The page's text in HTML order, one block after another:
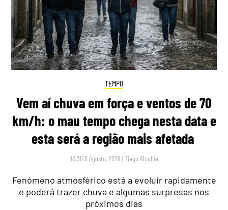
TEMPO
Vem aí chuva em força e ventos de 70
km/h: o mau tempo chega nesta data e
esta será a região mais afetada
10:30 5 Agosto, 2026 |Tiago Alcobia
Fenómeno atmosférico está a evoluir rapidamente
e poderá trazer chuva e algumas surpresas nos
próximos dias